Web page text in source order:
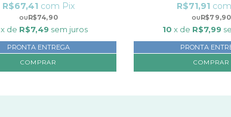
R$74,90
R$67,41 com Pix
x de R$7,49 sem juros
PRONTA ENTREGA
COMPRAR
R$79,90
R$71,91 com
10 x de R$7,99
PRONTA
COMPRAR